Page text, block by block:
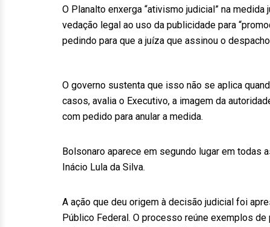
O Planalto enxerga “ativismo judicial” na
vedação legal ao uso da publicidade para
pedindo para que a juíza que assinou o
O governo sustenta que isso não se aplica
casos, avalia o Executivo, a imagem da
com pedido para anular a medida.
Bolsonaro aparece em segundo lugar em
Inácio Lula da Silva.
A ação que deu origem à decisão judicial foi
Público Federal. O processo reúne exemplos